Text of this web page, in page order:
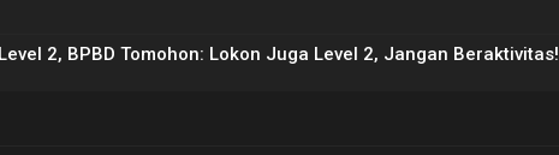
2, BPBD Tomohon: Lokon Juga Level 2, Jangan Beraktivitas!